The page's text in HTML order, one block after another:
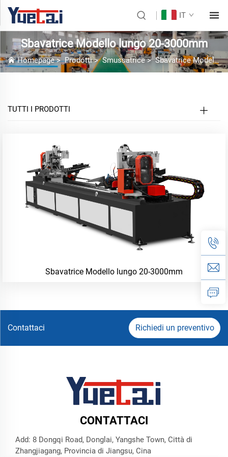
IT
Sbavatrice Modello lungo 20-3000mm
Homepage>Prodotti>Smussatrice>Sbavatrice Modello lungo 20-3000mm
TUTTI I PRODOTTI
Sbavatrice Modello lungo 20-3000mm
Contattaci Richiedi un preventivo
CONTATTACI
Add: 8 Dongqi Road, Donglai, Yangshe Town, Città di
Zhangjiagang, Provincia di Jiangsu, Cina